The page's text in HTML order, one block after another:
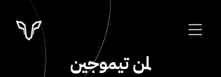
لمن تيموجين